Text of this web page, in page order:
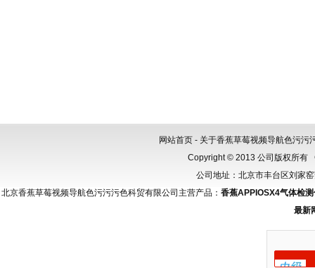
网站首页 - 关于香蕉草莓视频导航色污污
Copyright © 2013 公司版权所有
公司地址：北京市丰台区刘
北京香蕉草莓视频导航色污污污色科贸有限公司主营产品： 香蕉APPIOSX4气体检
最新